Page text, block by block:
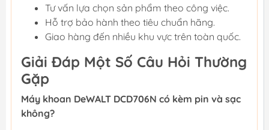
Tư vấn lựa chọn sản phẩm theo công việc.
Hỗ trợ bảo hành theo tiêu chuẩn hãng.
Giao hàng đến nhiều khu vực trên toàn quốc.
Giải Đáp Một Số Câu Hỏi Thường
Gặp
Máy khoan DeWALT DCD706N có kèm pin và sạc
không?